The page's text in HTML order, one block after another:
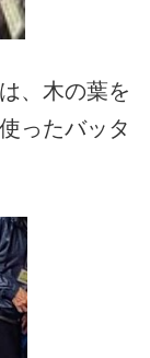
、木の葉を
ったバッタ